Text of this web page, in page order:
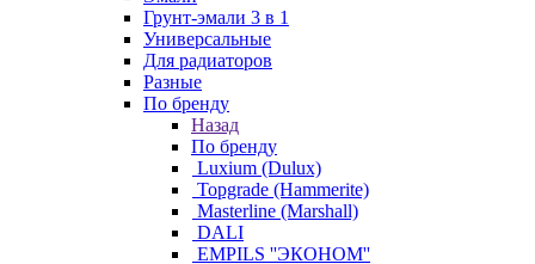
Грунт-эмали 3 в 1
Универсальные
Для радиаторов
Разные
По бренду
Назад
По бренду
Luxium (Dulux)
Topgrade (Hammerite)
Masterline (Marshall)
DALI
EMPILS ''ЭКОНОМ''